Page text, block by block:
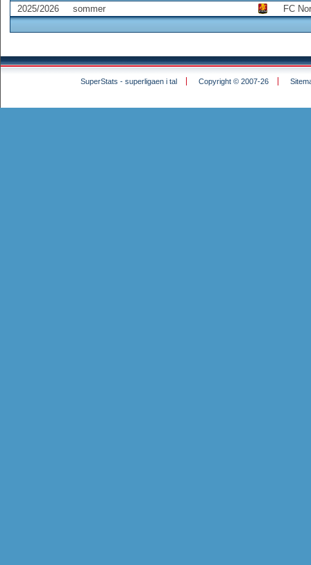
2025/2026 sommer FC
SuperStats - superligaen i tal Copyright © 2007-26